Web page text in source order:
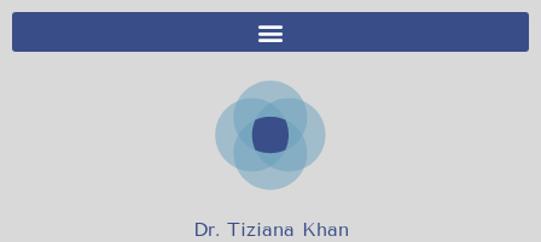
Dr. Tiziana Khan